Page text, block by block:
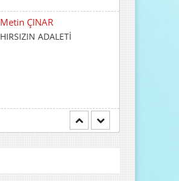
İrfan CENGER
İnsani Değerlerin Temeli
Mehmet BOZDEMİR
YENİ DÜNYA DÜZENİNDE